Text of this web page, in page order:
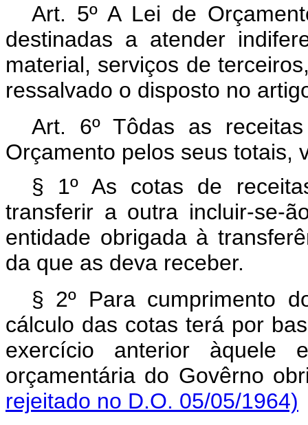
Art. 5º A Lei de
destinadas a atender
material, serviços de
ressalvado o disposto no
Art. 6º Tôdas as
Orçamento pelos seus totais,
§ 1º As cotas de
transferir a outra incluir-se-
entidade obrigada à
da que as deva receber.
§ 2º Para cumprimento
cálculo das cotas terá por
exercício anterior
orçamentária do Govêrno
rejeitado no D.O. 05/05/1964)